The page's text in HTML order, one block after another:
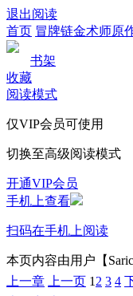
退出阅读
首页 冒牌链金术师原
书架
收藏
阅读模式
仅VIP会员可使用
切换至高级阅读模式
开通VIP会员
手机上查看
扫码在手机上阅读
本页内容由用户【
上一章
上一页 1 2 3 4